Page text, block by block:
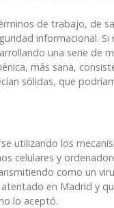
de trabajo, de
informacional.
una serie de
más sana,
sólidas, que
utilizando los
celulares y
como un
en Madrid y
lo aceptó.